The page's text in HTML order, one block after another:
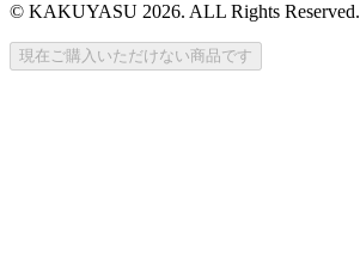
© KAKUYASU 2026. ALL Rights Reserved.
現在ご購入いただけない商品です